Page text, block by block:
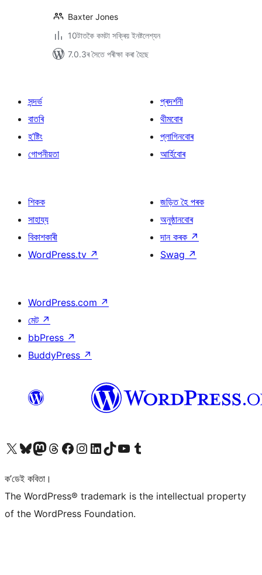
Baxter Jones
10টাতকৈ কমটা সক্ৰিয় ইনষ্টলেশ্যন
7.0.3ৰ সৈতে পৰীক্ষা কৰা হৈছে
সন্দৰ্ভ
বাতৰি
হ’ষ্টিং
গোপনীয়তা
প্ৰদৰ্শনী
থীমবোৰ
প্লাগিনবোৰ
আৰ্হিবোৰ
শিকক
সাহায্য
বিকাশকাৰী
WordPress.tv ↗
জড়িত হৈ পৰক
অনুষ্ঠানবোৰ
দান কৰক ↗
Swag ↗
WordPress.com ↗
মেট ↗
bbPress ↗
BuddyPress ↗
আমাৰ X (আগৰ Twitter) একাউণ্টলৈ যাওকআমাৰ Bluesky একাউণ্টলৈ যাওকআমাৰ Mastodon একাউণ্টলৈ যাওকআমাৰ Threads একাউণ্টলৈ যাওকআমাৰ Facebook পৃষ্ঠালৈ যাওকআমাৰ Instagram একাউণ্টলৈ যাওকআমাৰ LinkedIn একাউণ্টলৈ যাওকআমাৰ TikTok একাউণ্টলৈ যাওকআমাৰ YouTube চেনেললৈ যাওকআমাৰ Tumblr একাউণ্টলৈ যাওক
ক’ডেই কবিতা।
The WordPress® trademark is the intellectual property
of the WordPress Foundation.